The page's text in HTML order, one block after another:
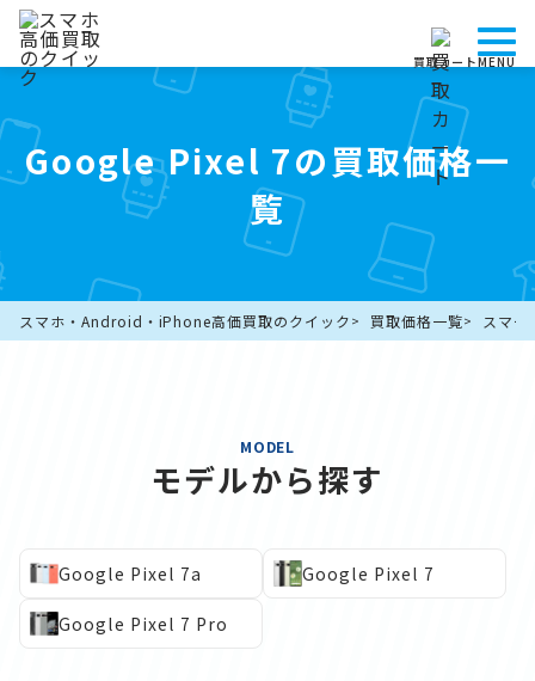
買取カートMENU
Google Pixel 7の買取価格一
覧
スマホ・Android・iPhone高価買取のクイック 買取価格一覧 スマー
MODEL
モデルから探す
Google Pixel 7a Google Pixel 7
Google Pixel 7 Pro